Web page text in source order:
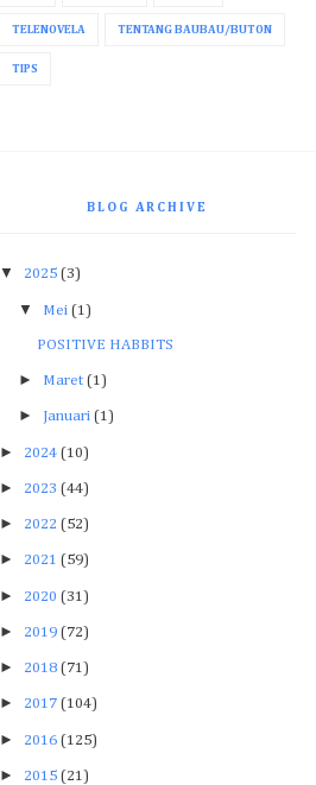
TELENOVELA TENTANG BAUBAU/BUTON
TIPS
BLOG ARCHIVE
▼ 2025 (3)
▼ Mei (1)
POSITIVE HABBITS
► Maret (1)
► Januari (1)
► 2024 (10)
► 2023 (44)
► 2022 (52)
► 2021 (59)
► 2020 (31)
► 2019 (72)
► 2018 (71)
► 2017 (104)
► 2016 (125)
► 2015 (21)